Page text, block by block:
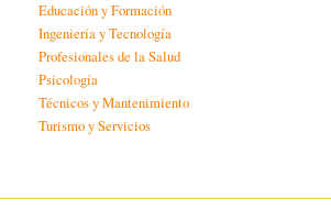
Educación y Formación
Ingeniería y Tecnología
Profesionales de la Salud
Psicología
Técnicos y Mantenimiento
Turismo y Servicios